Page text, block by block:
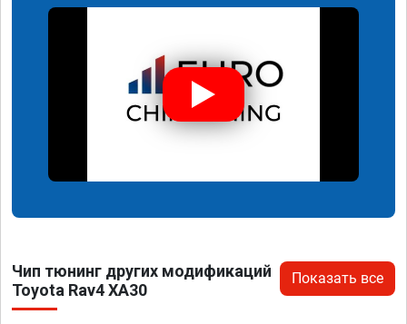
Чип тюнинг других модификаций
Toyota Rav4 XA30
Показать все